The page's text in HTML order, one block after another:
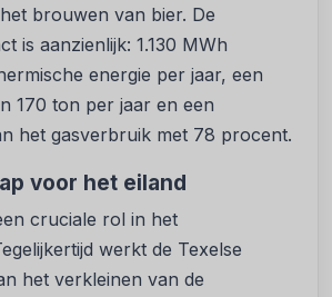
brouwen van bier. De
is aanzienlijk: 1.130 MWh
energie per jaar, een
170 ton per jaar en een
het gasverbruik met 78 procent.
voor het eiland
cruciale rol in het
werkt de Texelse
het verkleinen van de